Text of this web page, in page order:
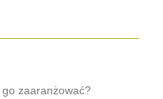
zaaranżować?